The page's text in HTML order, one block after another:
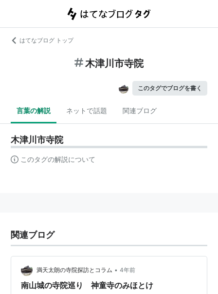
はてなブログ トップ
木津川市寺院
このタグでブログを書く
言葉の解説 ネットで話題 関連ブログ
木津川市寺院
このタグの解説について
関連ブログ
満天太朗の寺院探訪とコラム • 4年前
南山城の寺院巡り 神童寺のみほとけ